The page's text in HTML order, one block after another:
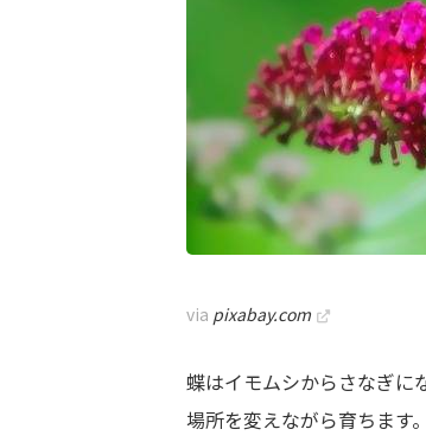
via pixabay.com
蝶はイモムシからさなぎに
場所を変えながら育ちます